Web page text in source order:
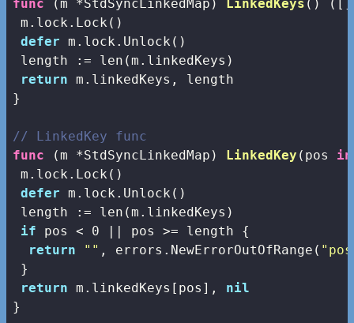
func
(m *StdSyncLinkedMap) LinkedKeys () ([]
m.lock.Lock()
defer m.lock.Unlock()
length := len (m.linkedKeys)
return m.linkedKeys, length
}
// LinkedKey func
func
(m *StdSyncLinkedMap) LinkedKey (pos
m.lock.Lock()
defer m.lock.Unlock()
length := len (m.linkedKeys)
if pos < 0 || pos >= length {
return
"" , errors.NewErrorOutOfRange(
}
return m.linkedKeys[pos], nil
}